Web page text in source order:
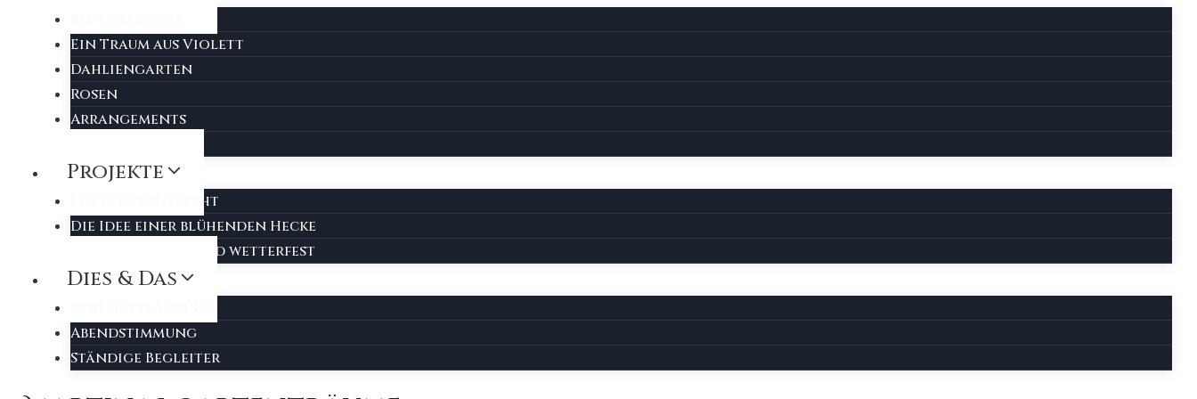
Ein Traum aus Violett
Dahliengarten
Rosen
Arrangements
Projekte
Ein Teich entsteht
Die Idee einer blühenden Hecke
Unser Schauer wird wetterfest
Dies & Das
Abendstimmung
Ständige Begleiter